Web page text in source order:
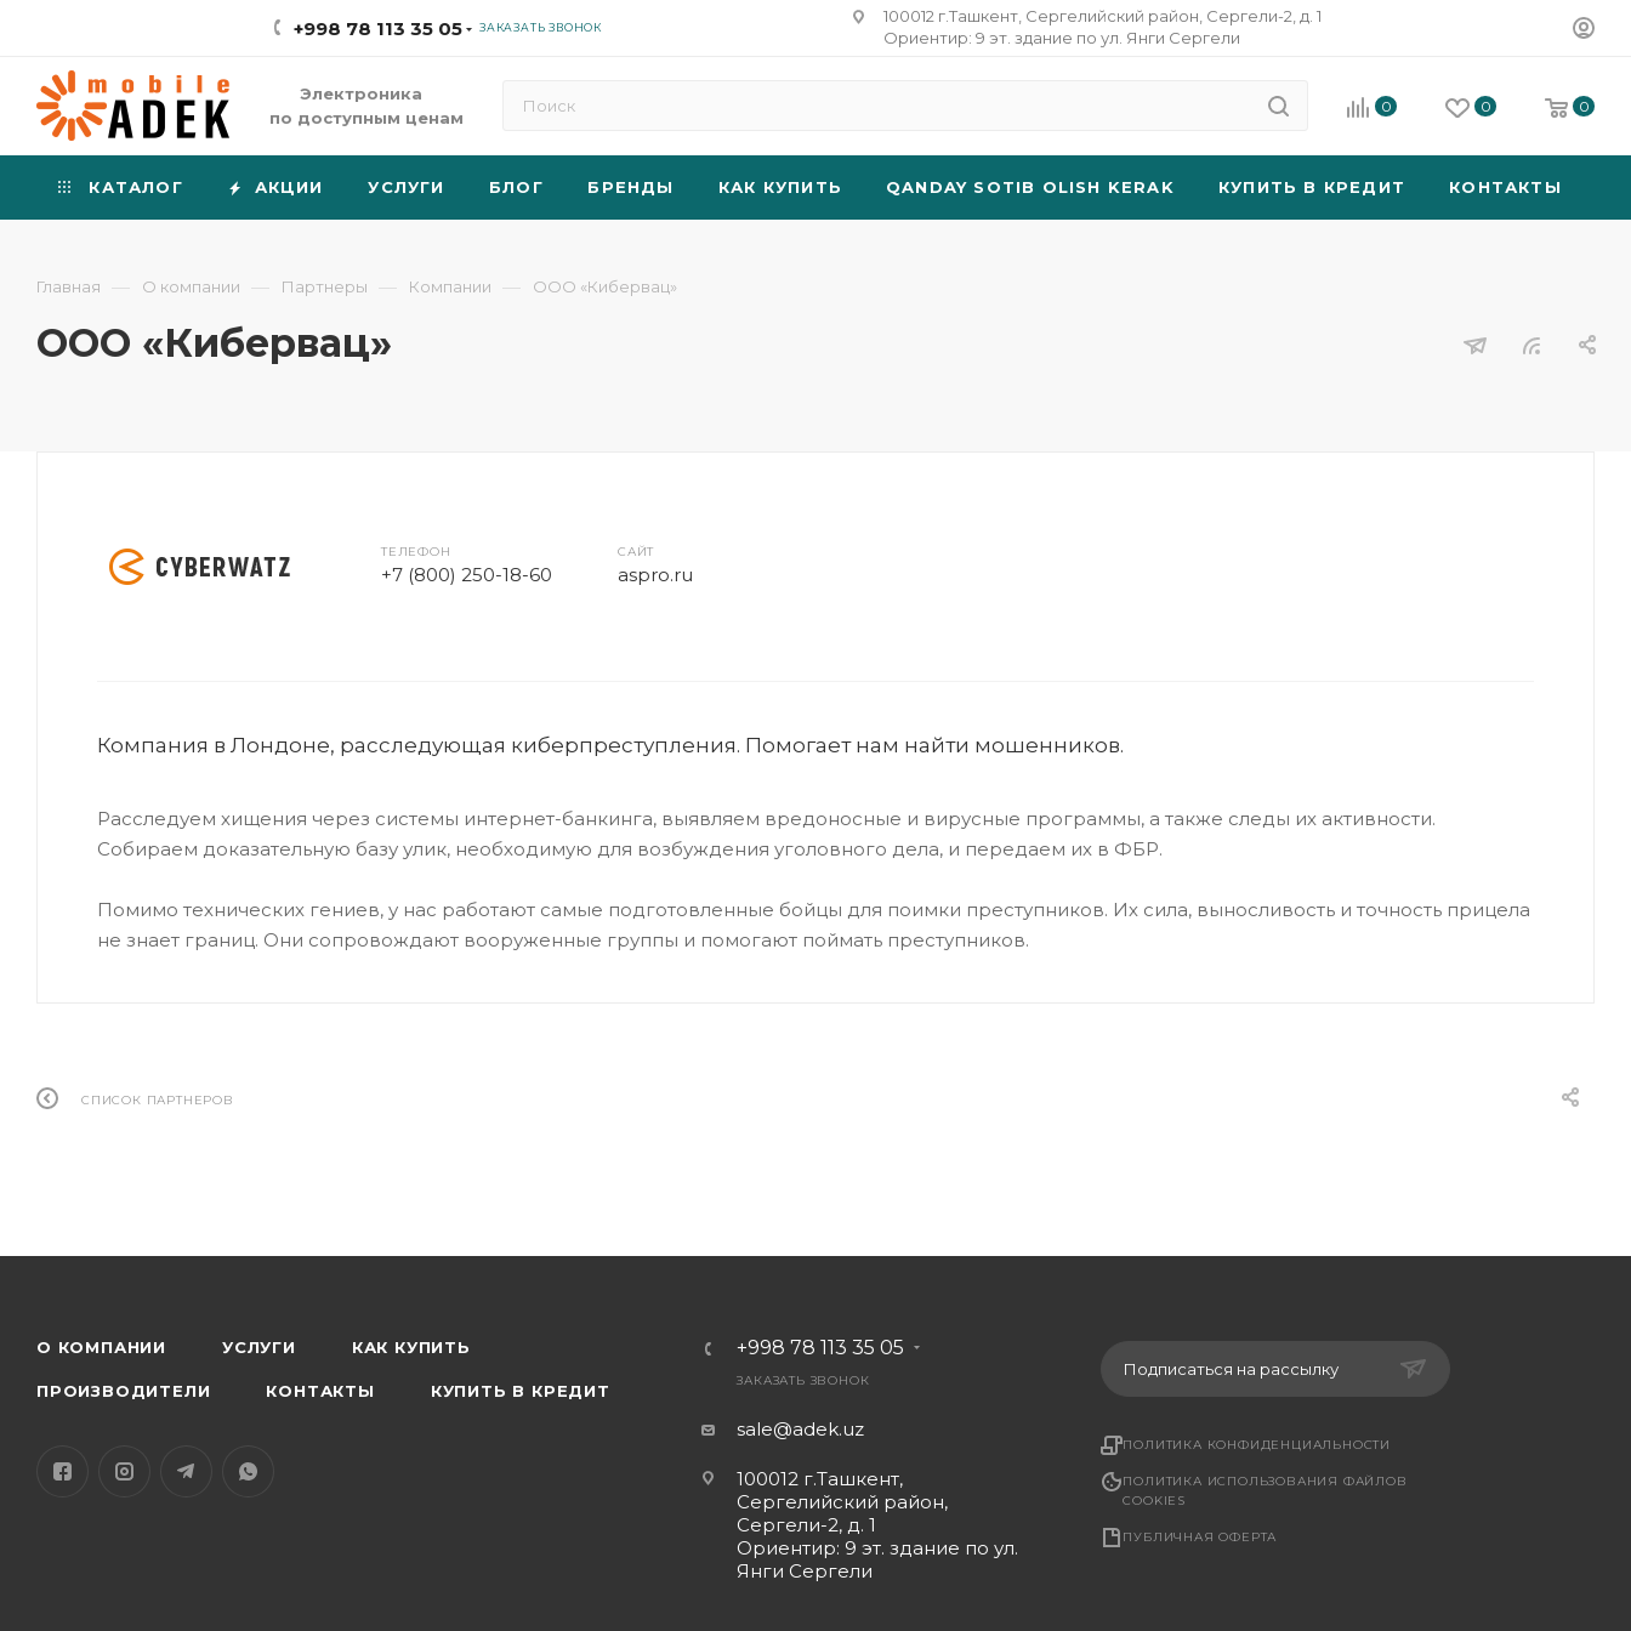
+998 78 113 35 05 ЗАКАЗАТЬ ЗВОНОК
100012 г.Ташкент, Сергелийский район, Сергели-2, д. 1
Ориентир: 9 эт. здание по ул. Янги Сергели
Электроника
по доступным ценам
0 0 0
КАТАЛОГ АКЦИИ УСЛУГИ БЛОГ БРЕНДЫ КАК КУПИТЬ QANDAY SOTIB OLISH KERAK КУПИТЬ В КРЕДИТ КОНТАКТЫ
Главная — О компании — Партнеры — Компании — ООО «Кибервац»
ООО «Кибервац»
ТЕЛЕФОН
+7 (800) 250-18-60
САЙТ
aspro.ru
Компания в Лондоне, расследующая киберпреступления. Помогает нам найти мошенников.
Расследуем хищения через системы интернет-банкинга, выявляем вредоносные и вирусные программы, а также следы их активности.
Собираем доказательную базу улик, необходимую для возбуждения уголовного дела, и передаем их в ФБР.
Помимо технических гениев, у нас работают самые подготовленные бойцы для поимки преступников. Их сила, выносливость и точность прицела
не знает границ. Они сопровождают вооруженные группы и помогают поймать преступников.
СПИСОК ПАРТНЕРОВ
О КОМПАНИИ УСЛУГИ КАК КУПИТЬ
ПРОИЗВОДИТЕЛИ КОНТАКТЫ КУПИТЬ В КРЕДИТ
+998 78 113 35 05
ЗАКАЗАТЬ ЗВОНОК
sale@adek.uz
100012 г.Ташкент,
Сергелийский район,
Сергели-2, д. 1
Ориентир: 9 эт. здание по ул.
Янги Сергели
Подписаться на рассылку
ПОЛИТИКА КОНФИДЕНЦИАЛЬНОСТИ
ПОЛИТИКА ИСПОЛЬЗОВАНИЯ ФАЙЛОВ
COOKIES
ПУБЛИЧНАЯ ОФЕРТА